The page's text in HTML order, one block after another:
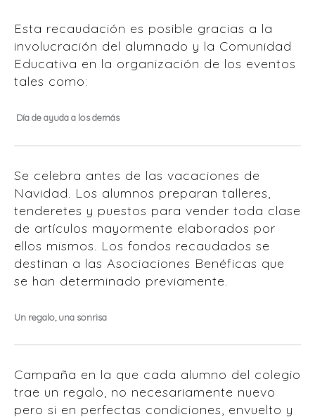
Esta recaudación es posible gracias a la
involucración del alumnado y la Comunidad
Educativa en la organización de los eventos
tales como:
Día de ayuda a los demás
Se celebra antes de las vacaciones de
Navidad. Los alumnos preparan talleres,
tenderetes y puestos para vender toda clase
de artículos mayormente elaborados por
ellos mismos. Los fondos recaudados se
destinan a las Asociaciones Benéficas que
se han determinado previamente.
Un regalo, una sonrisa
Campaña en la que cada alumno del colegio
trae un regalo, no necesariamente nuevo
pero si en perfectas condiciones, envuelto y